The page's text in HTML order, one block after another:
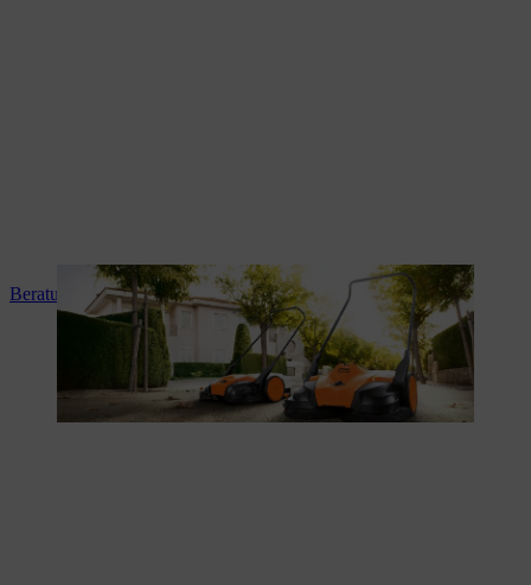
Beratung und Produkteinweisung